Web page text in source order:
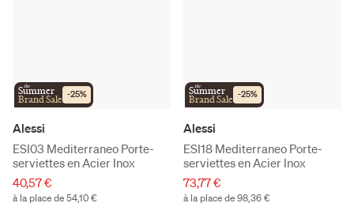
the
Summer
Brand Sale -25%
Alessi
ESI03 Mediterraneo Porte-
serviettes en Acier Inox
40,57 €
à la place de 54,10 €
the
Summer
Brand Sale -25%
Alessi
ESI18 Mediterraneo Porte-
serviettes en Acier Inox
73,77 €
à la place de 98,36 €